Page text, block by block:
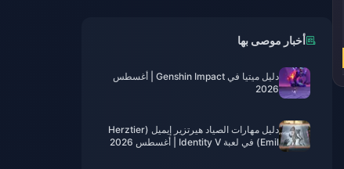
SR 21.08
أخبار موصى بها
دليل ميتيا في Genshin Impact | أغسطس
2026
دليل مهارات الصياد هيرتزير إيميل (Herztier
Emil) في لعبة Identity V | أغسطس 2026